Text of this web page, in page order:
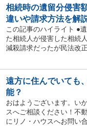
相続時の遺留分侵害
違いや請求方法を解
この記事のハイライト ●
た相続人が侵害した相続
減殺請求だったが民法改正
遠方に住んでいても
能？
おはようございます。い
スへご相談ください！不
にリノ・ハウスへお問い